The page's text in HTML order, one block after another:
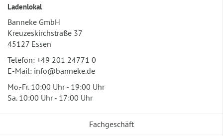
Ladenlokal
Banneke GmbH
Kreuzeskirchstraße 37
45127 Essen
Telefon: +49 201 24771 0
E-Mail: info@banneke.de
Mo.-Fr. 10:00 Uhr - 19:00 Uhr
Sa. 10:00 Uhr - 17:00 Uhr
Fachgeschäft